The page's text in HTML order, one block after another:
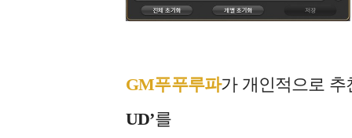
GM푸푸루파가 개인적으로
UD’를